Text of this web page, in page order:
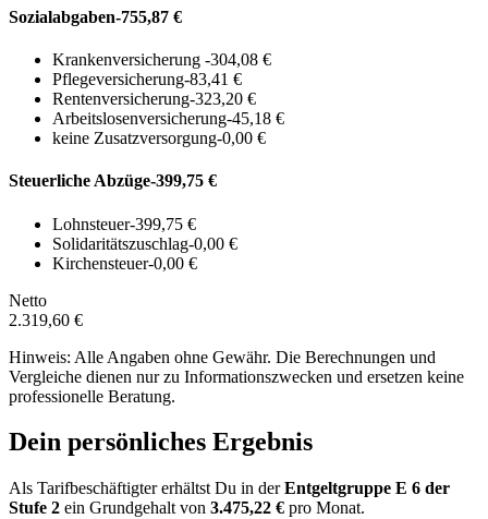
Sozialabgaben-755,87 €
Krankenversicherung -304,08 €
Pflegeversicherung-83,41 €
Rentenversicherung-323,20 €
Arbeitslosenversicherung-45,18 €
keine Zusatzversorgung-0,00 €
Steuerliche Abzüge-399,75 €
Lohnsteuer-399,75 €
Solidaritätszuschlag-0,00 €
Kirchensteuer-0,00 €
Netto
2.319,60 €
Hinweis: Alle Angaben ohne Gewähr. Die Berechnungen und
Vergleiche dienen nur zu Informationszwecken und ersetzen keine
professionelle Beratung.
Dein persönliches Ergebnis
Als Tarifbeschäftigter erhältst Du in derEntgeltgruppe E 6 der
Stufe 2 ein Grundgehalt von 3.475,22 € pro Monat.